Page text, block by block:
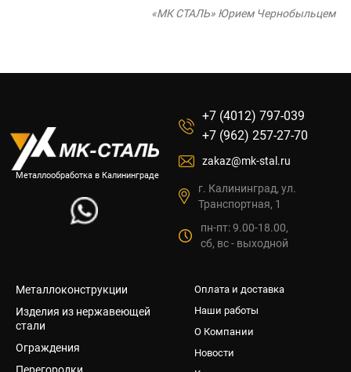
«МК СТАЛЬ» Юрием Чернобыльцем
Металлообработка в Калининграде
Металлоконструкции
Изделия из нержавеющей
стали
Ограждения
Оплата и доставка
Наши работы
О Компании
Новости
+7 (4012) 797-039
+7 (962) 257-27-70
zakaz@mk-stal.ru
г. Калининград, ул.
Транспортная, 1
пн-пт: 9.00-18.00,
сб, вс - выходной